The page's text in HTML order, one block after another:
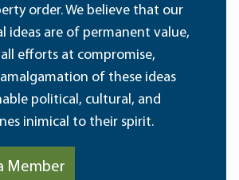
order. We believe that our
ideas are of permanent value,
efforts at compromise,
of these ideas
political, cultural, and
inimical to their spirit.
Member